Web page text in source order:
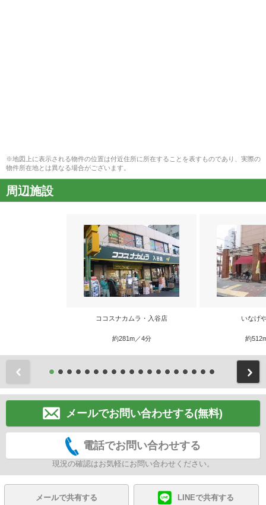
※地図上に表示される物件の位置は付近住所に所在することを表すものであり、実際の
物件所在地とは異なる場合がございます。
周辺施設
ココスナカムラ・入谷店
約281m／4分
いなげ
約
メールでお問い合わせする(無料)
電話でお問い合わせする
現況の確認はお気軽にお問い合わせください。
メールで共有する LINEで共有する